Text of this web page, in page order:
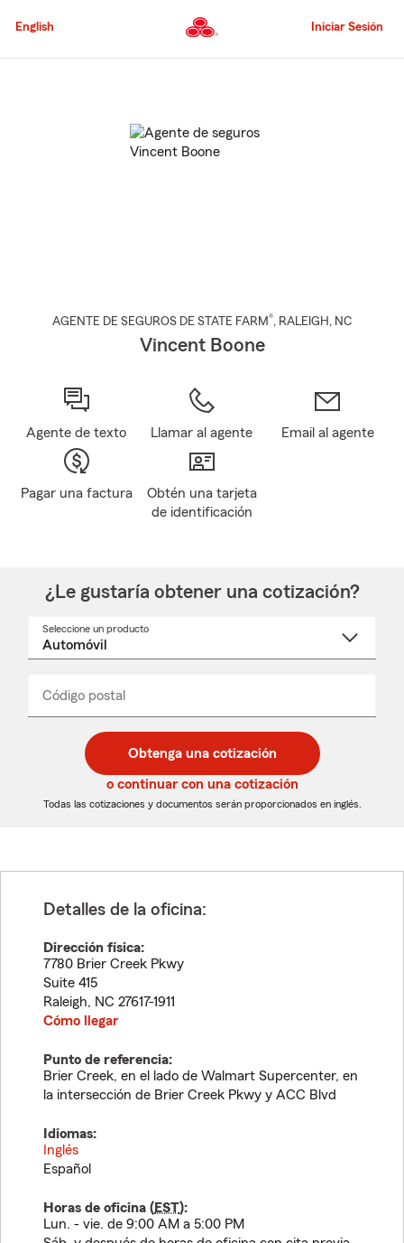
al
principal
English Iniciar Sesión
AGENTE DE SEGUROS DE STATE FARM®, RALEIGH , NC
Vincent Boone
Agente de texto Llamar al agente Email al agente
Pagar una factura
Obtén una tarjeta
de identificación
¿Le gustaría obtener una cotización?
Seleccione un producto
desplegable
Código postal
de
5
dígitos
de
5
dígitos
_____
Obtenga una cotización
o continuar con una cotización
Todas las cotizaciones y documentos serán proporcionados en inglés.
Detalles de la oficina:
Dirección física:
7780 Brier Creek Pkwy
Suite 415
Raleigh, NC 27617-1911
Cómo llegar
Punto de referencia:
Brier Creek, en el lado de Walmart Supercenter, en
la intersección de Brier Creek Pkwy y ACC Blvd
Idiomas:
Inglés
Español
Horas de oficina (EST):
Lun. - vie. de 9:00 AM a 5:00 PM